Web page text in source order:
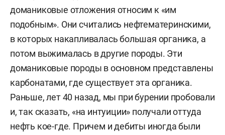
доманиковые отложения относим к «им
подобным». Они считались нефтематеринскими,
в которых накапливалась большая органика, а
потом выжималась в другие породы. Эти
доманиковые породы в основном представлены
карбонатами, где существует эта органика.
Раньше, лет 40 назад, мы при бурении пробовали
и, так сказать, «на интуиции» получали оттуда
нефть кое-где. Причем и дебиты иногда были